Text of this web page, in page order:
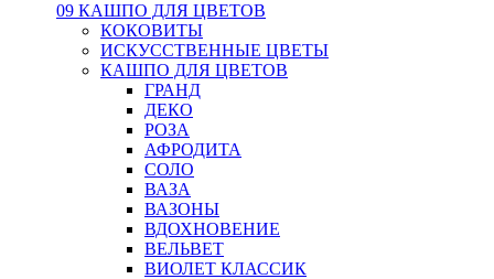
09 КАШПО ДЛЯ ЦВЕТОВ
КОКОВИТЫ
ИСКУССТВЕННЫЕ ЦВЕТЫ
КАШПО ДЛЯ ЦВЕТОВ
ГРАНД
ДЕКО
РОЗА
АФРОДИТА
СОЛО
ВАЗА
ВАЗОНЫ
ВДОХНОВЕНИЕ
ВЕЛЬВЕТ
ВИОЛЕТ КЛАССИК